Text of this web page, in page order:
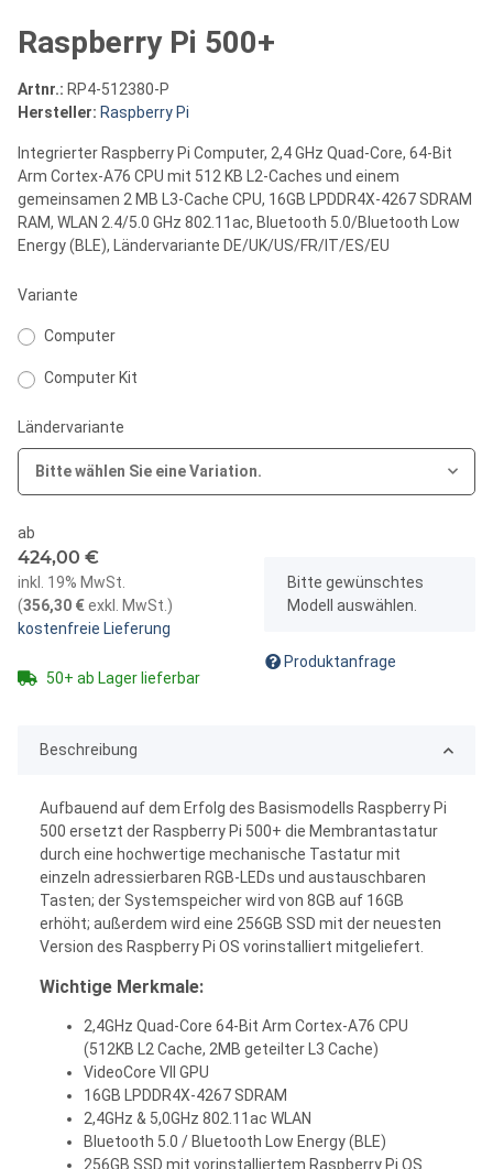
Raspberry Pi 500+
Artnr.: RP4-512380-P
Hersteller: Raspberry Pi
Integrierter Raspberry Pi Computer, 2,4 GHz Quad-Core, 64-Bit
Arm Cortex-A76 CPU mit 512 KB L2-Caches und einem
gemeinsamen 2 MB L3-Cache CPU, 16GB LPDDR4X-4267 SDRAM
RAM, WLAN 2.4/5.0 GHz 802.11ac, Bluetooth 5.0/Bluetooth Low
Energy (BLE), Ländervariante DE/UK/US/FR/IT/ES/EU
Variante
Computer
Computer Kit
Ländervariante
Bitte wählen Sie eine Variation.
ab
424,00 €
inkl. 19% MwSt.
(356,30 €exkl. MwSt.)
kostenfreie Lieferung
50+ ab Lager lieferbar
xBitte gewünschtes
Modell auswählen.
Produktanfrage
Beschreibung
Aufbauend auf dem Erfolg des Basismodells Raspberry Pi
500 ersetzt der Raspberry Pi 500+ die Membrantastatur
durch eine hochwertige mechanische Tastatur mit
einzeln adressierbaren RGB-LEDs und austauschbaren
Tasten; der Systemspeicher wird von 8GB auf 16GB
erhöht; außerdem wird eine 256GB SSD mit der neuesten
Version des Raspberry Pi OS vorinstalliert mitgeliefert.
Wichtige Merkmale:
2,4GHz Quad-Core 64-Bit Arm Cortex-A76 CPU
(512KB L2 Cache, 2MB geteilter L3 Cache)
VideoCore VII GPU
16GB LPDDR4X-4267 SDRAM
2,4GHz & 5,0GHz 802.11ac WLAN
Bluetooth 5.0 / Bluetooth Low Energy (BLE)
256GB SSD mit vorinstalliertem Raspberry Pi OS